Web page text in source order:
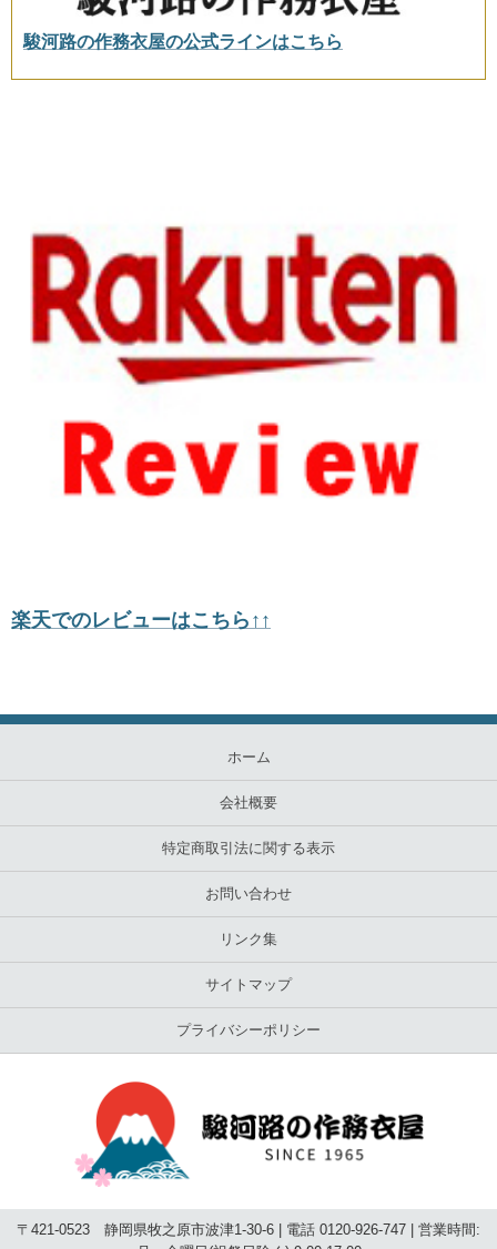
駿河路の作務衣屋の公式ラインはこちら
楽天でのレビューはこちら↑↑
ホーム
会社概要
特定商取引法に関する表示
お問い合わせ
リンク集
サイトマップ
プライバシーポリシー
〒421-0523 静岡県牧之原市波津1-30-6 | 電話 0120-926-747 | 営業時間: